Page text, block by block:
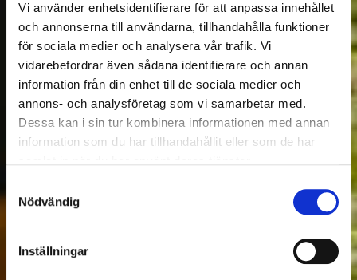
Vi använder enhetsidentifierare för att anpassa innehållet
och annonserna till användarna, tillhandahålla funktioner
för sociala medier och analysera vår trafik. Vi
vidarebefordrar även sådana identifierare och annan
information från din enhet till de sociala medier och
annons- och analysföretag som vi samarbetar med.
Dessa kan i sin tur kombinera informationen med annan
information som du har tillhandahållit eller som de har
Nödvändig
Inställningar